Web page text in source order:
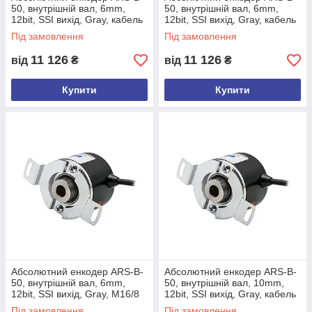
Максимальна тактова
частота
2 МГц
Час монофлопа (tm)
20 мкс
Робоча температура
-40...+85 °C
Температура зберігання
-40...+85 °C
Клас захисту IP
IP54
Матеріал
Вал: нержавіюча сталь
Файли для завантаження
Мова
ARS B 50 SSI Технічний опис EN
50, внутрішній вал, 6mm,
12bit, SSI вихід, Gray, кабель
5м, задній+спираль
Під замовлення
від 11 126 ₴
Купити
50, внутрішній вал, 6mm,
12bit, SSI вихід, Gray, кабель
10м, задній+спираль
Під замовлення
від 11 126 ₴
Купити
Абсолютний енкодер ARS-B-
50, внутрішній вал, 6mm,
12bit, SSI вихід, Gray, M16/8
male conn., задній+спираль
Абсолютний енкодер ARS-B-
50, внутрішній вал, 10mm,
12bit, SSI вихід, Gray, кабель
3м, задній